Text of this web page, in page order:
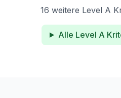
16 weitere Level A
Alle Level A